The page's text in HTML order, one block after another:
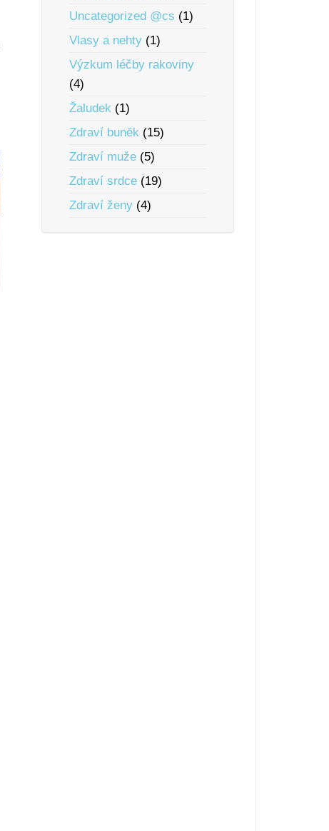
Uncategorized @cs (1)
Vlasy a nehty (1)
Výzkum léčby rakoviny
(4)
Žaludek (1)
Zdraví bunĕk (15)
Zdraví muže (5)
Zdraví srdce (19)
Zdraví ženy (4)